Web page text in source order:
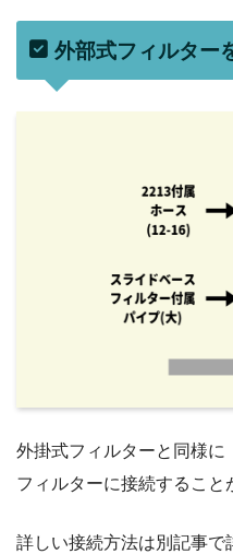
外部式フィルター
外掛式フィルターと同様に
フィルターに接続すること
詳しい接続方法は別記事